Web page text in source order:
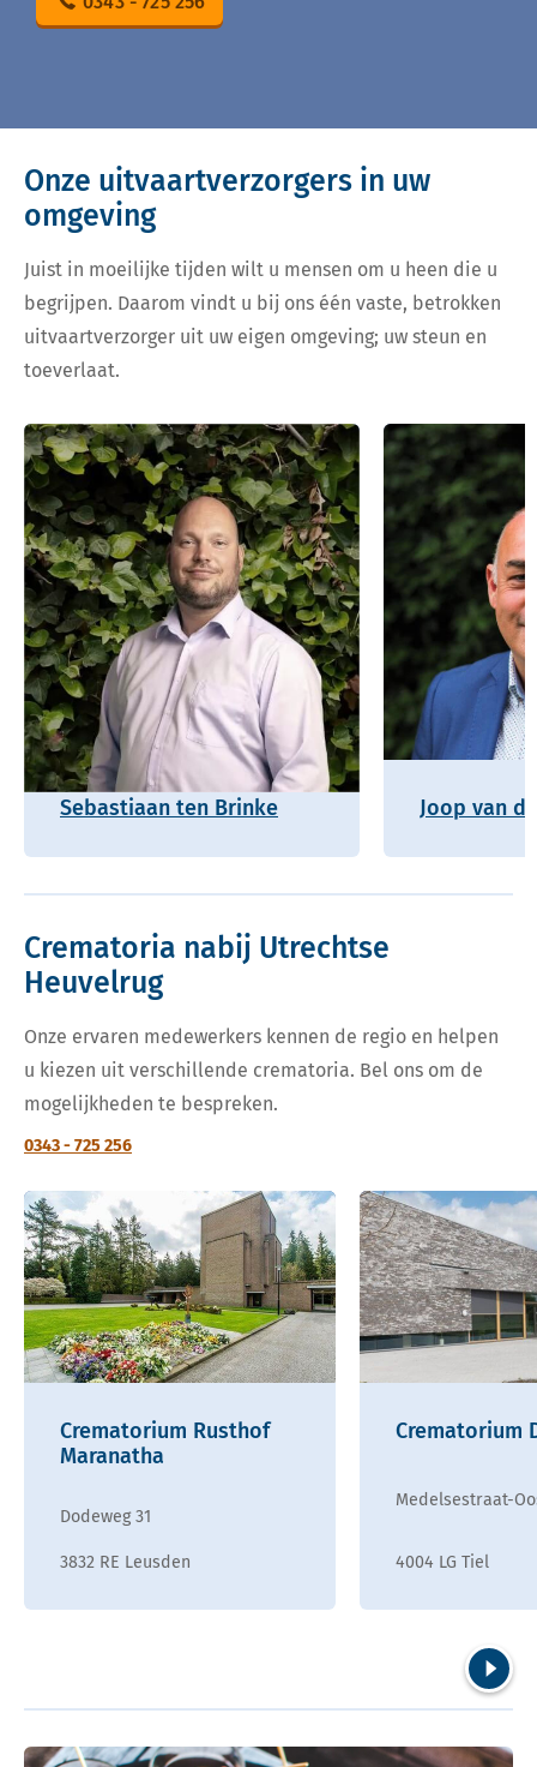
Onze uitvaartverzorgers in uw
omgeving
Juist in moeilijke tijden wilt u mensen om u heen die u
begrijpen. Daarom vindt u bij ons één vaste, betrokken
uitvaartverzorger uit uw eigen omgeving; uw steun en
toeverlaat.
Sebastiaan ten Brinke Joop van
Crematoria nabij Utrechtse
Heuvelrug
Onze ervaren medewerkers kennen de regio en helpen
u kiezen uit verschillende crematoria. Bel ons om de
mogelijkheden te bespreken.
0343 - 725 256
Crematorium Rusthof
Maranatha
Dodeweg 31
3832 RE Leusden
Crematorium
Medelsestraat-
4004 LG Tiel